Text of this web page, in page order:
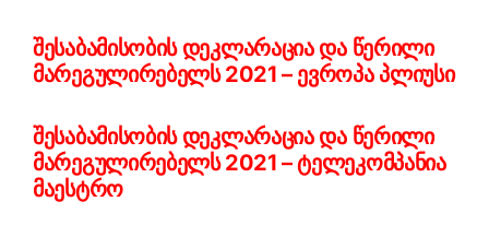
შესაბამისობის დეკლარაცია და წერილი
მარეგულირებელს 2021 – ევროპა პლიუსი
შესაბამისობის დეკლარაცია და წერილი
მარეგულირებელს 2021 – ტელეკომპანია
მაესტრო